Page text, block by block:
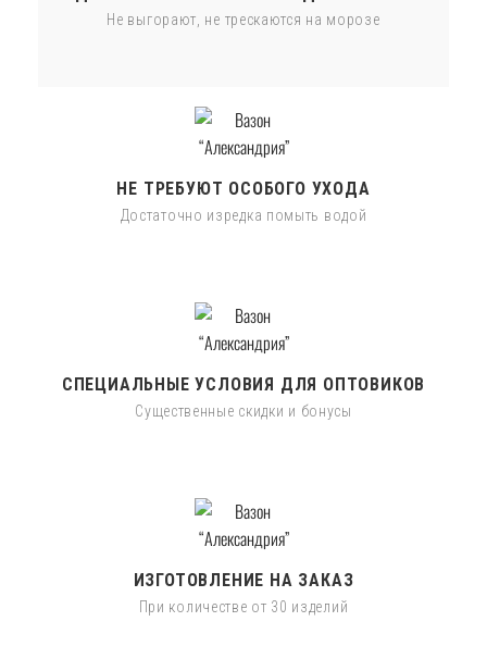
Не выгорают, не трескаются на морозе
НЕ ТРЕБУЮТ ОСОБОГО УХОДА
Достаточно изредка помыть водой
СПЕЦИАЛЬНЫЕ УСЛОВИЯ ДЛЯ ОПТОВИКОВ
Существенные скидки и бонусы
ИЗГОТОВЛЕНИЕ НА ЗАКАЗ
При количестве от 30 изделий